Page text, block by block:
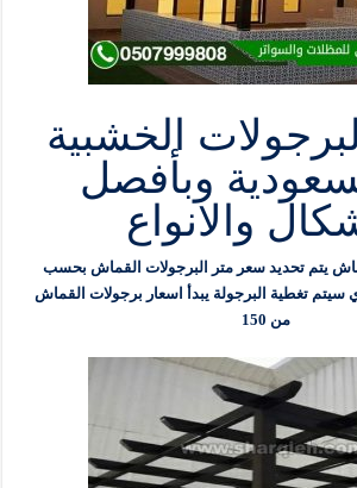
الخشبية
وبأفصل
والانواع
يتم تحديد سعر متر البرجولات القماش بحسب
سيتم تغطية البرجولة يبدأ اسعار برجولات القماش
من 150